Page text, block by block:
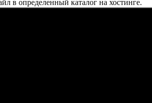
в определенный каталог на хостинге.